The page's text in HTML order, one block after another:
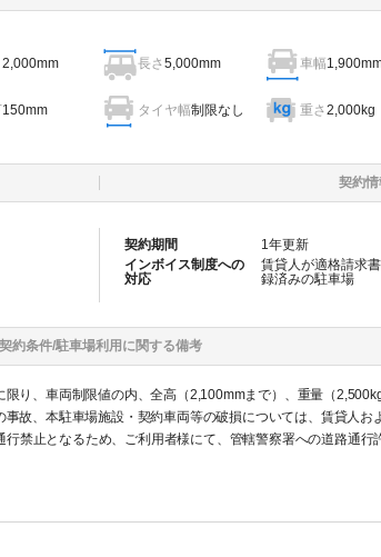
2,000mm 長さ5,000mm 車幅
150mm タイヤ幅制限なし 重さ2,000kg
契約情
契約期間 1年更新
インボイス制度への
対応
賃貸人が適格請求
録済みの駐車場
契約条件/駐車場利用に関する備考
り、車両制限値の内、全高（2,100mmまで）、重量（
故、本駐車場施設・契約車両等の破損については、賃貸人お
禁止となるため、ご利用者様にて、管轄警察署への道路通行
始日までに許可が下りていない状況もあり得ます。この場合